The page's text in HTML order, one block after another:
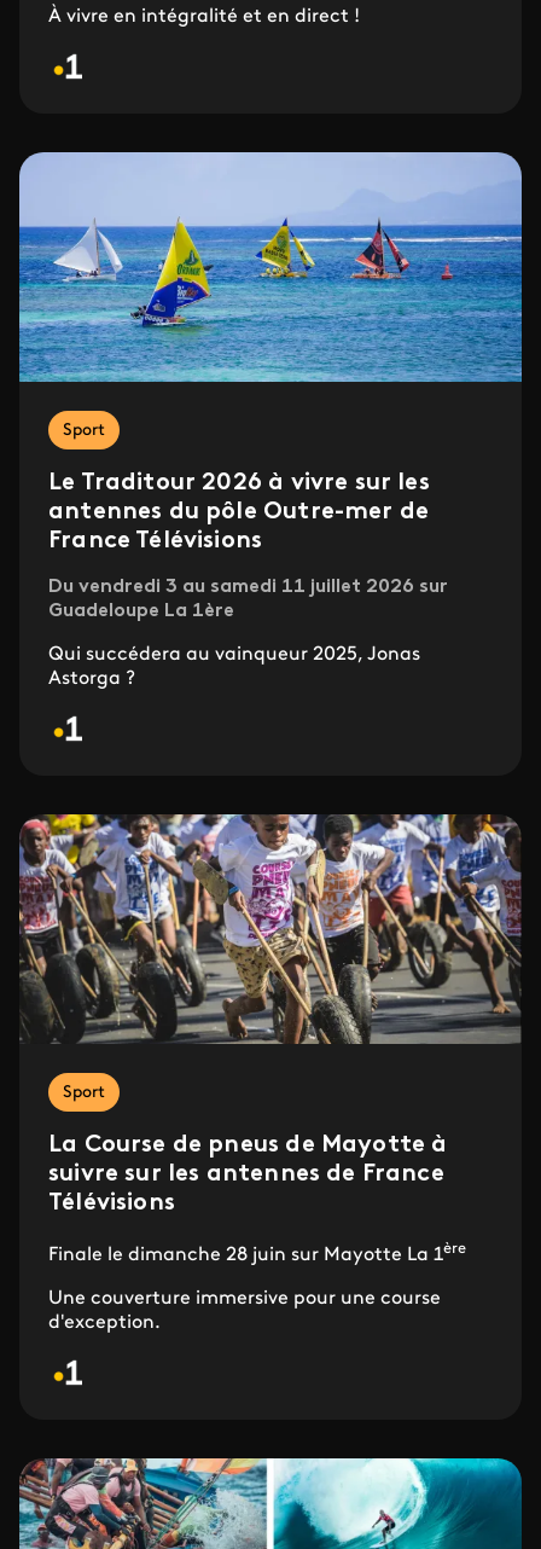
À vivre en intégralité et en direct !
Sport
Le Traditour 2026 à vivre sur les
antennes du pôle Outre-mer de
France Télévisions
Du vendredi 3 au samedi 11 juillet 2026 sur
Guadeloupe La 1ère
Qui succédera au vainqueur 2025, Jonas
Astorga ?
Sport
La Course de pneus de Mayotte à
suivre sur les antennes de France
Télévisions
Finale le dimanche 28 juin sur Mayotte La 1ère
Une couverture immersive pour une course
d'exception.